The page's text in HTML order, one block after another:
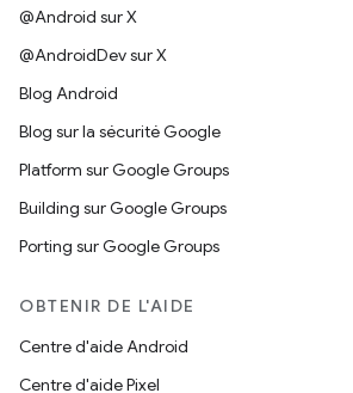
@Android sur X
@AndroidDev sur X
Blog Android
Blog sur la sécurité Google
Platform sur Google Groups
Building sur Google Groups
Porting sur Google Groups
OBTENIR DE L'AIDE
Centre d'aide Android
Centre d'aide Pixel